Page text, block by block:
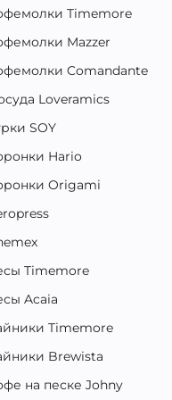
Timemore
Mazzer
Comandante
Loveramics
SOY
Hario
Origami
Timemore
Acaia
Timemore
Brewista
на песке Johny